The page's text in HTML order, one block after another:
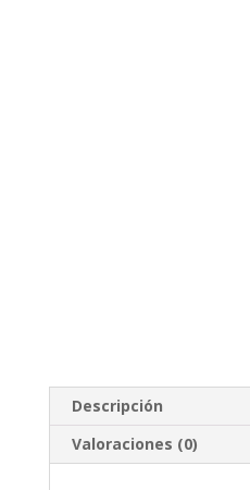
Descripción
Valoraciones (0)